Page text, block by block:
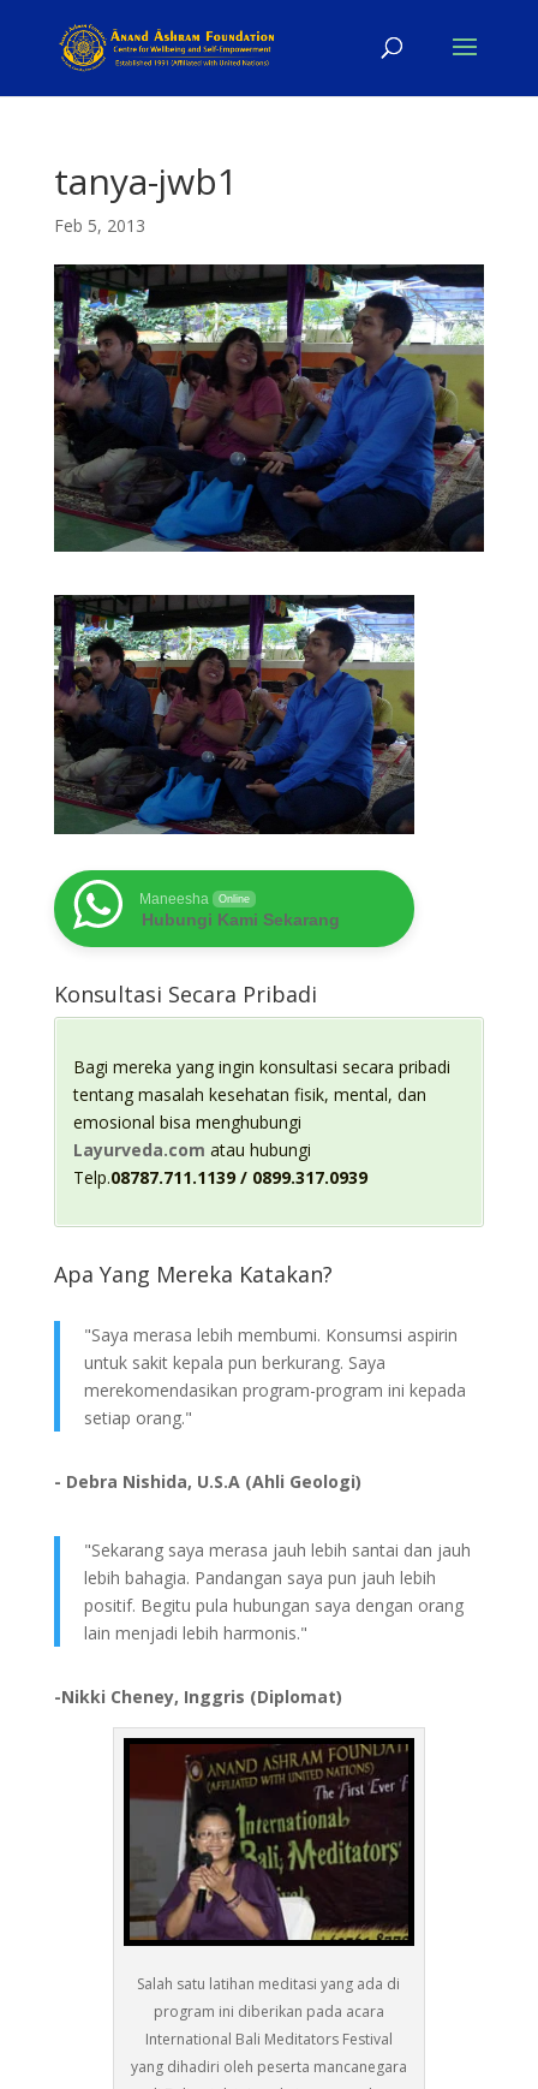
tanya-jwb1
Feb 5, 2013
Maneesha Online
Hubungi Kami Sekarang
Konsultasi Secara Pribadi
Bagi mereka yang ingin konsultasi secara pribadi
tentang masalah kesehatan fisik, mental, dan
emosional bisa menghubungi
Layurveda.com atau hubungi
Telp.08787.711.1139 / 0899.317.0939
Apa Yang Mereka Katakan?
"Saya merasa lebih membumi. Konsumsi aspirin
untuk sakit kepala pun berkurang. Saya
merekomendasikan program-program ini kepada
setiap orang."
- Debra Nishida, U.S.A (Ahli Geologi)
"Sekarang saya merasa jauh lebih santai dan jauh
lebih bahagia. Pandangan saya pun jauh lebih
positif. Begitu pula hubungan saya dengan orang
lain menjadi lebih harmonis."
-Nikki Cheney, Inggris (Diplomat)
Salah satu latihan meditasi yang ada di
program ini diberikan pada acara
International Bali Meditators Festival
yang dihadiri oleh peserta mancanegara